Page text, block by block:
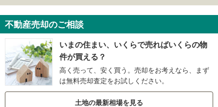
不動産売却のご相談
いまの住まい、いくらで売ればいくらの物
件が買える？
高く売って、安く買う。売却をお考えなら、まず
は無料売却査定をお試しください。
土地の最新相場を見る